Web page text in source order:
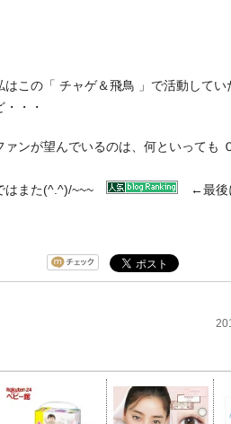
はこの「 チャゲ＆飛鳥 」で活動して
・・・
ァンが望んでいるのは、何といっても
はまた(^.^)/~~~ ←最後